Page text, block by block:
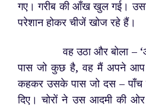
गए। गरीब की आँख खुल गई।
परेशान होकर चीजें खोज रहे हैं।
वह उठा और बोला – ‘आप
पास जो कुछ है, वह मैं अपने आप
कहकर उसके पास जो दस –
दिए। चोरों ने उस आदमी की